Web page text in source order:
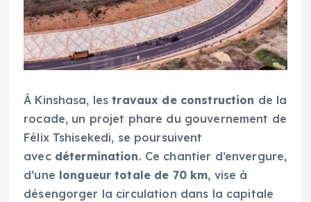
À Kinshasa, lestravaux de construction de la
rocade, un projet phare du gouvernement de
Félix Tshisekedi, se poursuivent
avec détermination. Ce chantier d’envergure,
d’une longueur totale de 70 km, vise à
désengorger la circulation dans la capitale